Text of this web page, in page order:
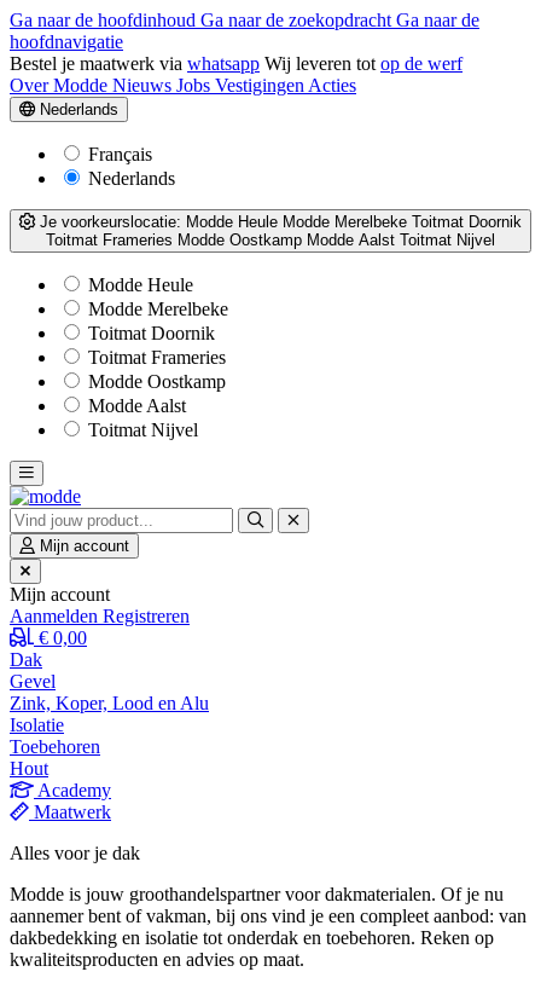
Ga naar de hoofdinhoud Ga naar de zoekopdracht Ga naar de
hoofdnavigatie
Bestel je maatwerk via whatsapp Wij leveren tot op de werf
Over Modde Nieuws Jobs Vestigingen Acties
Nederlands
Français
Nederlands
Je voorkeurslocatie: Modde Heule Modde Merelbeke Toitmat Doornik
Toitmat Frameries Modde Oostkamp Modde Aalst Toitmat Nijvel
Modde Heule
Modde Merelbeke
Toitmat Doornik
Toitmat Frameries
Modde Oostkamp
Modde Aalst
Toitmat Nijvel
Mijn account
Mijn account
Aanmelden Registreren
€ 0,00
Dak
Gevel
Zink, Koper, Lood en Alu
Isolatie
Toebehoren
Hout
Academy
Maatwerk
Alles voor je dak
Modde is jouw groothandelspartner voor dakmaterialen. Of je nu
aannemer bent of vakman, bij ons vind je een compleet aanbod: van
dakbedekking en isolatie tot onderdak en toebehoren. Reken op
kwaliteitsproducten en advies op maat.